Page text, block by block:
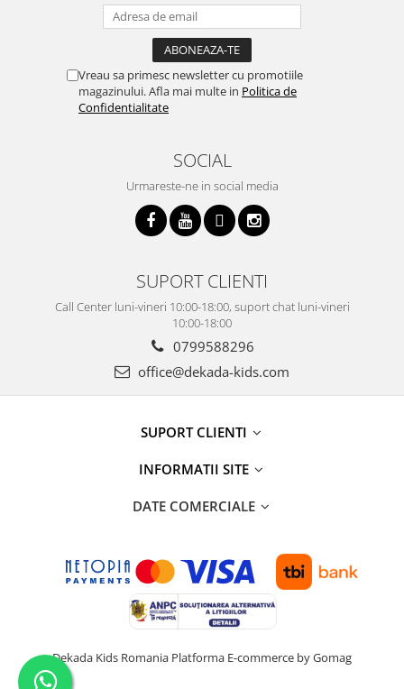
Vreau sa primesc newsletter cu promotiile
magazinului. Afla mai multe in Politica de
Confidentialitate
SOCIAL
Urmareste-ne in social media
SUPORT CLIENTI
Call Center luni-vineri 10:00-18:00, suport chat luni-vineri
10:00-18:00
0799588296
office@dekada-kids.com
SUPORT CLIENTI
INFORMATII SITE
DATE COMERCIALE
Dekada Kids Romania Platforma E-commerce by Gomag